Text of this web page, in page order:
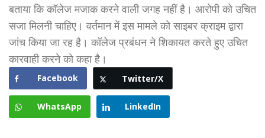
बताया कि कॉलेज मजाक करने वाली जगह नहीं है। आरोपी को उचित
सजा मिलनी चाहिए। वर्तमान में इस मामले को साइबर क्राइम द्वारा
जांच किया जा रह है। कॉलेज प्रबंधन ने शिकायत करते हुए उचित
कारवाही करने को कहा है।
Facebook Twitter/X
WhatsApp LinkedIn